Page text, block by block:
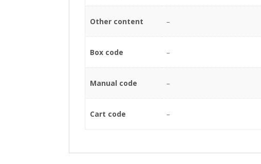
Other content –
Box code –
Manual code –
Cart code –